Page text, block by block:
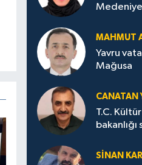
MAHMUT
Yavru
Mağusa
CANATAN
T.C.
bakanlığı
SİNAN